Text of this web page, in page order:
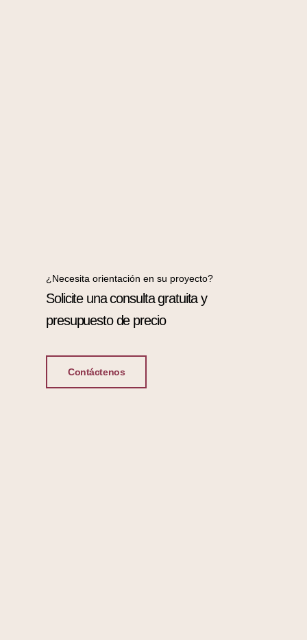
¿Necesita orientación en su proyecto?
Solicite una consulta gratuita y
presupuesto de precio
Contáctenos